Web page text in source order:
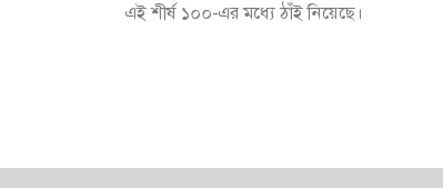
এই শীর্ষ ১০০-এর মধ্যে ঠাঁই নিয়েছে।